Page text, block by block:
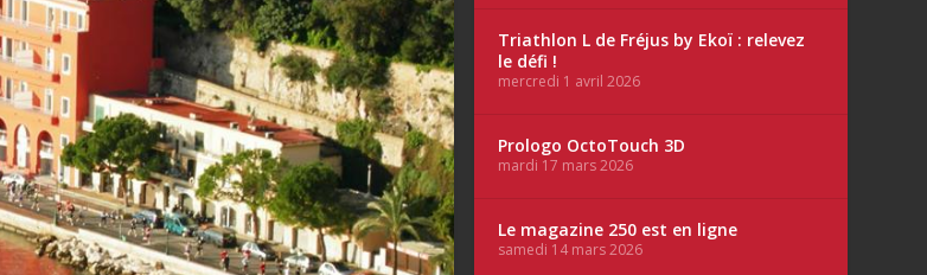
Triathlon L de Fréjus by Ekoï : relevez
le défi !
mercredi 1 avril 2026
Prologo OctoTouch 3D
mardi 17 mars 2026
Le magazine 250 est en ligne
samedi 14 mars 2026